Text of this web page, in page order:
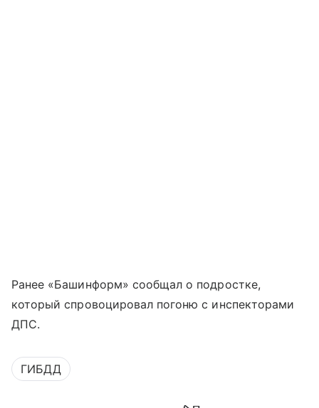
Ранее «Башинформ» сообщал о подростке,
который спровоцировал погоню с инспекторами
ДПС.
ГИБДД